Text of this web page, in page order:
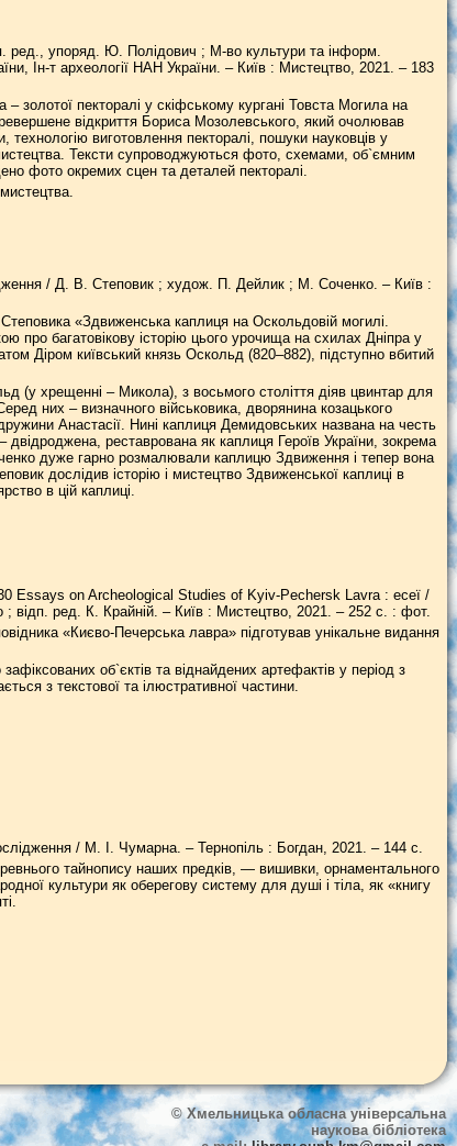
ред., упоряд. Ю. Полідович ; М-во культури та інформ.
Ін-т археології НАН України. – Київ : Мистецтво, 2021. – 183
золотої пекторалі у скіфському кургані Товста Могила на
відкриття Бориса Мозолевського, який очолював
виготовлення пекторалі, пошуки науковців у
Тексти супроводжуються фото, схемами, об`ємним
фото окремих сцен та деталей пекторалі.
/ Д. В. Степовик ; худож. П. Дейлик ; М. Соченко. – Київ :
«Здвиженська каплиця на Оскольдовій могилі.
багатовікову історію цього урочища на схилах Дніпра у
Діром київський князь Оскольд (820–882), підступно вбитий
(у хрещенні – Микола), з восьмого століття діяв цвинтар для
них – визначного військовика, дворянина козацького
Анастасії. Нині каплиця Демидовських названа на честь
реставрована як каплиця Героїв України, зокрема
дуже гарно розмалювали каплицю Здвиження і тепер вона
дослідив історію і мистецтво Здвиженської каплиці в
в цій каплиці.
Essays on Archeological Studies of Kyiv-Pechersk Lavra : есеї /
відп. ред. К. Крайній. – Київ : Мистецтво, 2021. – 252 с. : фот.
«Києво-Печерська лавра» підготував унікальне видання
об`єктів та віднайдених артефактів у період з
з текстової та ілюстративної частини.
/ М. І. Чумарна. – Тернопіль : Богдан, 2021. – 144 с.
тайнопису наших предків, — вишивки, орнаментального
культури як оберегову систему для душі і тіла, як «книгу
© Хмельницька обласна універсальна
наукова бібліотека